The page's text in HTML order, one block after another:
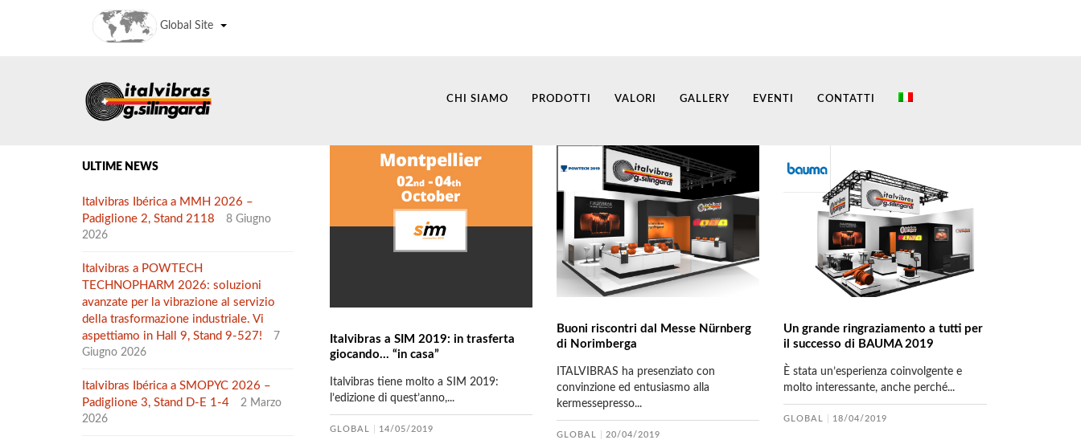
Global Site
CHI SIAMO PRODOTTI VALORI GALLERY EVENTI CONTATTI
ULTIME NEWS
Italvibras Ibérica a MMH 2026 –
Padiglione 2, Stand 2118
8 Giugno
2026
Italvibras a POWTECH
TECHNOPHARM 2026: soluzioni
avanzate per la vibrazione al servizio
della trasformazione industriale. Vi
aspettiamo in Hall 9, Stand 9-527!
7
Giugno 2026
Italvibras Ibérica a SMOPYC 2026 –
Padiglione 3, Stand D-E 1-4
2 Marzo
2026
Italvibras a SIM 2019: in trasferta
giocando… “in casa”
Italvibras tiene molto a SIM 2019:
l’edizione di quest’anno,...
GLOBAL 14/05/2019
Buoni riscontri dal Messe Nürnberg
di Norimberga
ITALVIBRAS ha presenziato con
convinzione ed entusiasmo alla
kermessepresso...
GLOBAL 20/04/2019
Un grande ringraziamento a tutti per
il successo di BAUMA 2019
È stata un’esperienza coinvolgente e
molto interessante, anche perché...
GLOBAL 18/04/2019